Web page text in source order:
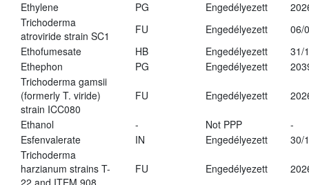
Ethylene PG Engedélyezett
Trichoderma
atroviride strain SC1
FU Engedélyezett
06/
Ethofumesate
HB Engedélyezett
31/
Ethephon
PG Engedélyezett
Trichoderma gamsii
(formerly T. viride)
strain ICC080
FU Engedélyezett
Ethanol - Not PPP
-
Esfenvalerate
IN Engedélyezett
30/
Trichoderma
harzianum strains T-
FU Engedélyezett